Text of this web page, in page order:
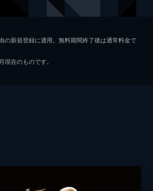
エマ・ストーン
キャリー・ヘルナンデス
新規登録に適用。無料期間終了後は通常料金で
在のものです。